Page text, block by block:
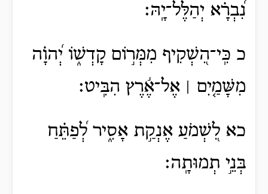
נִ֝בְרָ֗א יְהַלֶּל־יָֽהּ׃
כ כִּֽי־הִ֭שְׁקִיף מִמְּר֣וֹם קָדְשׁ֑וֹ יְ֝הוָ֗ה
מִשָּׁמַ֤יִם ׀ אֶל־אֶ֬רֶץ הִבִּֽיט׃
כא לִ֭שְׁמֹעַ אֶנְקַ֣ת אָסִ֑יר לְ֝פַתֵּ֗חַ
בְּנֵ֣י תְמוּתָֽה׃